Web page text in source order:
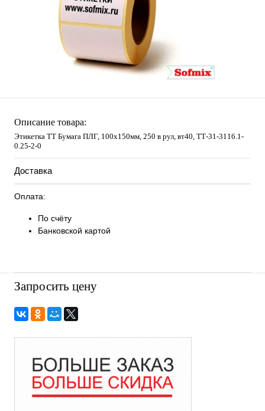
Описание товара:
Этикетка ТТ Бумага ПЛГ, 100х150мм, 250 в рул, вт40, TТ-31-3116.1-
0.25-2-0
Доставка
Оплата:
По счёту
Банковской картой
Запросить цену